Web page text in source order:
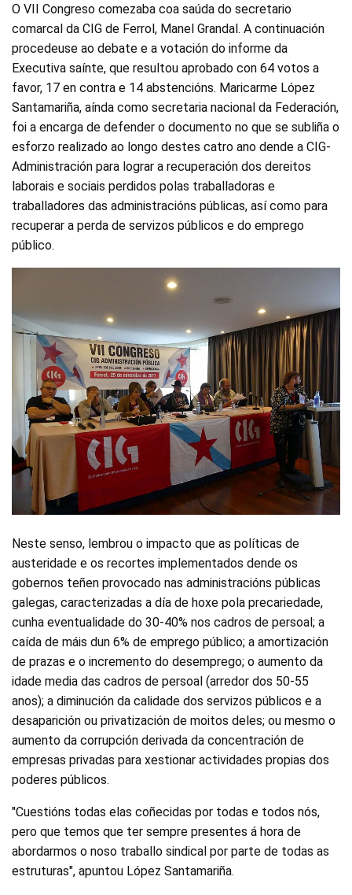
O VII Congreso comezaba coa saúda do secretario
comarcal da CIG de Ferrol, Manel Grandal. A continuación
procedeuse ao debate e a votación do informe da
Executiva saínte, que resultou aprobado con 64 votos a
favor, 17 en contra e 14 abstencións. Maricarme López
Santamariña, aínda como secretaria nacional da Federación,
foi a encarga de defender o documento no que se subliña o
esforzo realizado ao longo destes catro ano dende a CIG-
Administración para lograr a recuperación dos dereitos
laborais e sociais perdidos polas traballadoras e
traballadores das administracións públicas, así como para
recuperar a perda de servizos públicos e do emprego
público.
Neste senso, lembrou o impacto que as políticas de
austeridade e os recortes implementados dende os
gobernos teñen provocado nas administracións públicas
galegas, caracterizadas a día de hoxe pola precariedade,
cunha eventualidade do 30-40% nos cadros de persoal; a
caída de máis dun 6% de emprego público; a amortización
de prazas e o incremento do desemprego; o aumento da
idade media das cadros de persoal (arredor dos 50-55
anos); a diminución da calidade dos servizos públicos e a
desaparición ou privatización de moitos deles; ou mesmo o
aumento da corrupción derivada da concentración de
empresas privadas para xestionar actividades propias dos
poderes públicos.
"Cuestións todas elas coñecidas por todas e todos nós,
pero que temos que ter sempre presentes á hora de
abordarmos o noso traballo sindical por parte de todas as
estruturas", apuntou López Santamariña.